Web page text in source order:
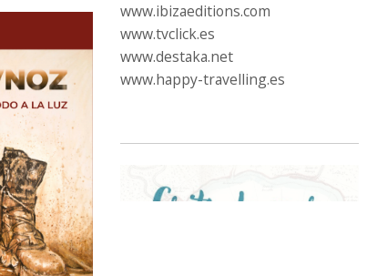
www.ibizaeditions.com
www.tvclick.es
www.destaka.net
www.happy-travelling.es